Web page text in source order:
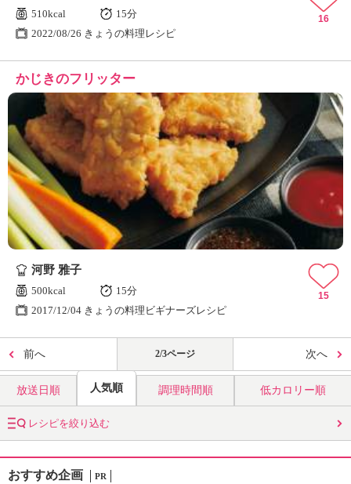
510kcal
15分
2022/08/26 きょうの料理レシピ
16
かじきのフリッター
河野 雅子
500kcal
15分
2017/12/04 きょうの料理ビギナーズレシピ
15
前へ 2/3ページ 次へ
放送日順 人気順 調理時間順 低カロリー順
レシピを絞り込む
おすすめ企画 PR